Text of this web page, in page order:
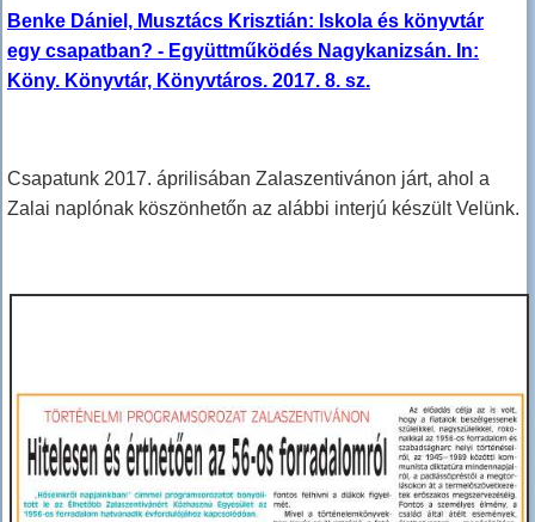
Benke Dániel, Musztács Krisztián: Iskola és könyvtár
egy csapatban? - Együttműködés Nagykanizsán. In:
Köny. Könyvtár, Könyvtáros. 2017. 8. sz.
Csapatunk 2017. áprilisában Zalaszentivánon járt, ahol a
Zalai naplónak köszönhetőn az alábbi interjú készült Velünk.